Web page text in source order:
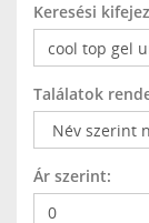
Keresési
Találatok
Ár szerint: